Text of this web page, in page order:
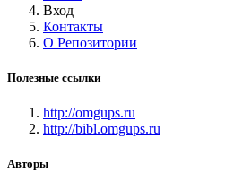
Вход
Контакты
О Репозитории
Полезные ссылки
http://omgups.ru
http://bibl.omgups.ru
Авторы